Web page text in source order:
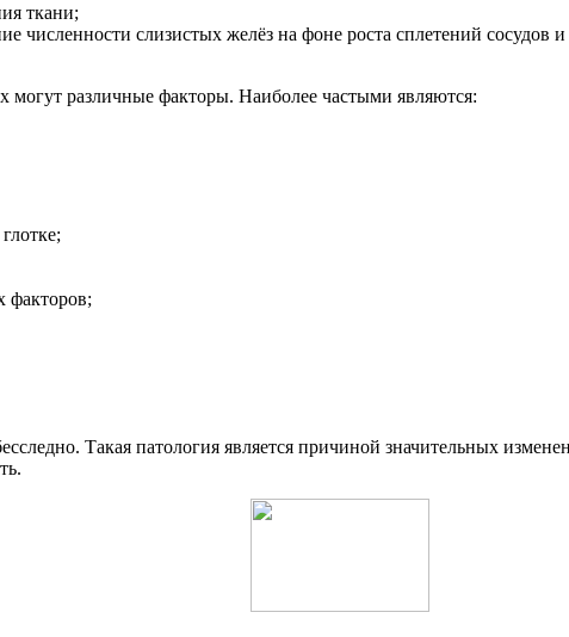
ткани;
численности слизистых желёз на фоне роста сплетений сосудов
могут различные факторы. Наиболее частыми являются:
факторов;
Такая патология является причиной значительных